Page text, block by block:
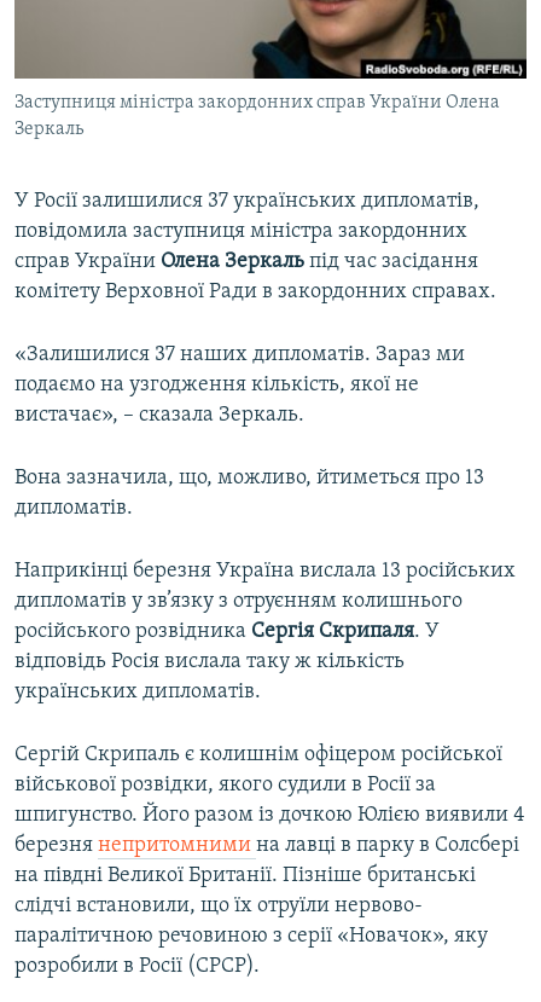
УКРАЇНСЬКА ПРОБЛЕМА КРИМУ
Qırımtatar
Усі сайти RFE/RL
Заступниця міністра закордонних справ України Олена
Зеркаль
У Росії залишилися 37 українських дипломатів,
повідомила заступниця міністра закордонних
справ України Олена Зеркаль під час засідання
комітету Верховної Ради в закордонних справах.
«Залишилися 37 наших дипломатів. Зараз ми
подаємо на узгодження кількість, якої не
вистачає», – сказала Зеркаль.
Вона зазначила, що, можливо, йтиметься про 13
дипломатів.
Наприкінці березня Україна вислала 13 російських
дипломатів у зв’язку з отруєнням колишнього
російського розвідника Сергія Скрипаля. У
відповідь Росія вислала таку ж кількість
українських дипломатів.
Сергій Скрипаль є колишнім офіцером російської
військової розвідки, якого судили в Росії за
шпигунство. Його разом із дочкою Юлією виявили 4
березня непритомними на лавці в парку в Солсбері
на півдні Великої Британії. Пізніше британські
слідчі встановили, що їх отруїли нервово-
паралітичною речовиною з серії «Новачок», яку
розробили в Росії (СРСР).